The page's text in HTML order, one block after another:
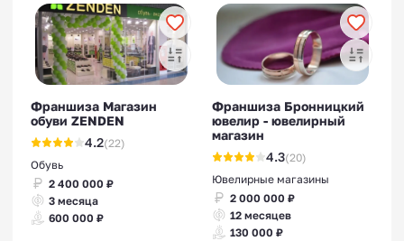
Франшиза Магазин
обуви ZENDEN
4.2(22)
Обувь
2 400 000 ₽
3 месяца
600 000 ₽
Франшиза Бронницкий
ювелир - ювелирный
магазин
4.3(20)
Ювелирные магазины
2 000 000 ₽
12 месяцев
130 000 ₽